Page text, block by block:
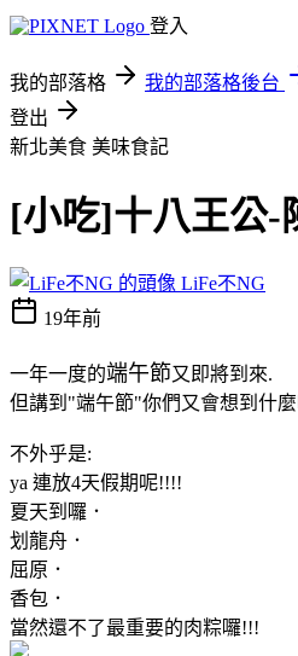
登入
我的部落格 我的部落格後台
登出
新北美食 美味食記
[小吃]十八王公-
LiFe不NG
19年前
一年一度的端午節又即將到來.
但講到"端午節"你們又會想到什麼
不外乎是:
ya 連放4天假期呢!!!!
夏天到囉．
划龍舟．
屈原．
香包．
當然還不了最重要的肉粽囉!!!